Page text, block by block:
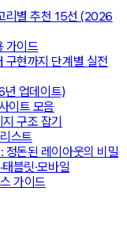
리별 추천 15선 (2026
가이드
구현까지 단계별 실전
업데이트)
이트 모음
구조 잡기
스트
정돈된 레이아웃의 비밀
블릿·모바일
가이드